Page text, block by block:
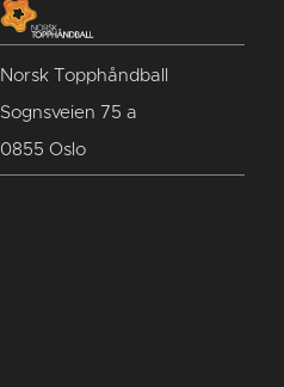
Norsk Topphåndball
Sognsveien 75 a
0855 Oslo